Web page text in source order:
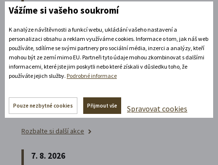
Speciální prohlídka chrámu s
Ludmilou Marešovou
Kesselgruberovou
Vydejte se na komentovanou prohlídku
piaristického chrámu Nalezení sv.Kříže s
poznejte jeho interiéry i bohatou sochařskou
výzdobu z trochu jiné perspektivy.
Rozbalte si další akce
7. 8. 2026
Vážíme si vašeho soukromí
K analýze návštěvnosti a funkcí webu, ukládání vašeho nastavení a
personalizaci obsahu a reklam využíváme cookies. Informace o tom, jak náš web
používáte, sdílíme se svými partnery pro sociální média, inzerci a analýzy, kteří
mohou být ze zemí mimo EU. Partneři tyto údaje mohou zkombinovat s dalšími
informacemi, které jste jim poskytli nebo které získali v důsledku toho, že
používáte jejich služby. Podrobné informace
Pouze nezbytné cookies Přijmout vše Spravovat cookies